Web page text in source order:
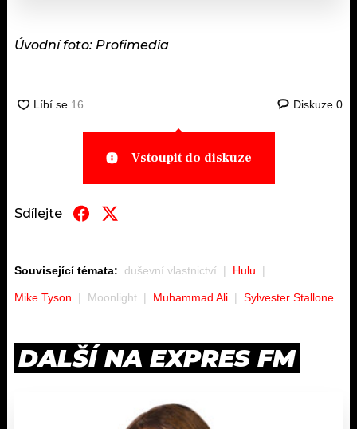
Úvodní foto: Profimedia
Diskuze 0
Vstoupit do diskuze
Sdílejte
Související témata: duševní vlastnictví Hulu
Mike Tyson Moonlight Muhammad Ali Sylvester Stallone
DALŠÍ NA EXPRES FM